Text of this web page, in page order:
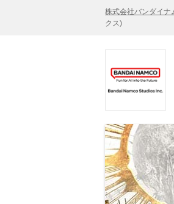
株式会社バンダイナ
クス)